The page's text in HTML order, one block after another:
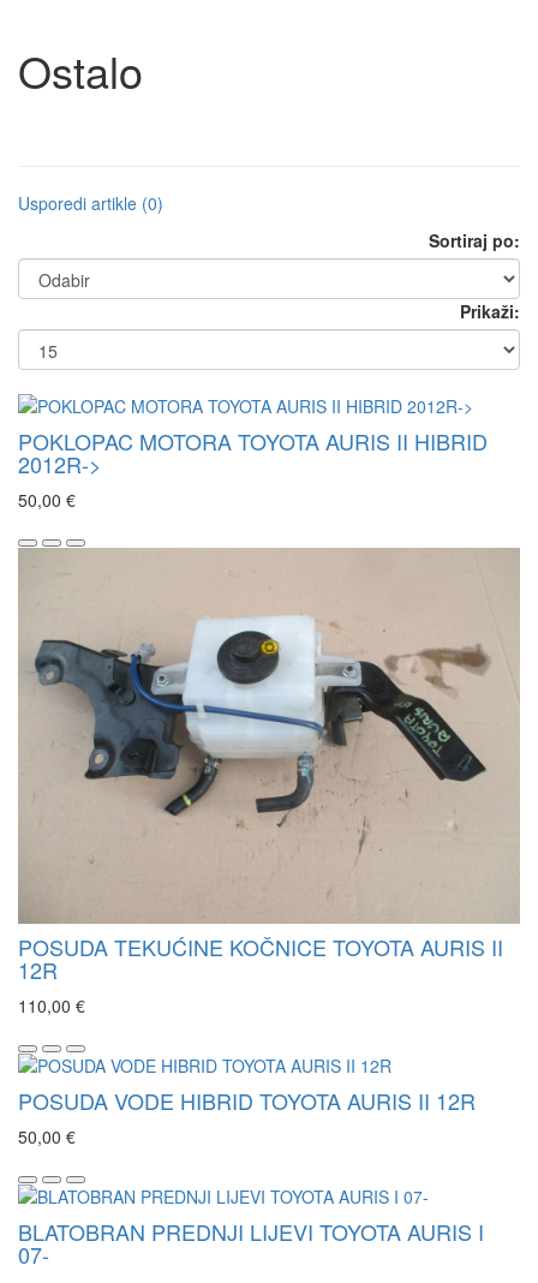
Ostalo
Usporedi artikle (0)
Sortiraj po:
Prikaži:
POKLOPAC MOTORA TOYOTA AURIS II HIBRID
2012R->
50,00 €
POSUDA TEKUĆINE KOČNICE TOYOTA AURIS II
12R
110,00 €
POSUDA VODE HIBRID TOYOTA AURIS II 12R
50,00 €
BLATOBRAN PREDNJI LIJEVI TOYOTA AURIS I
07-